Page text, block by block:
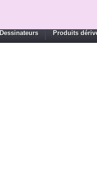
Dessinateurs Produits